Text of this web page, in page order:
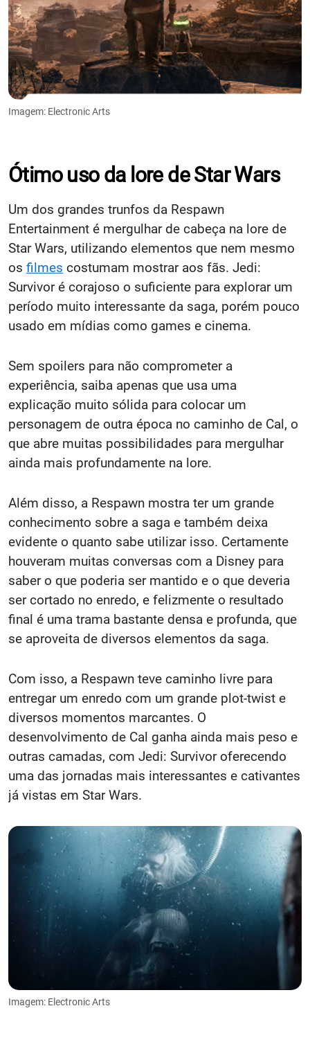
Imagem: Electronic Arts
Ótimo uso da lore de Star Wars
Um dos grandes trunfos da Respawn
Entertainment é mergulhar de cabeça na lore de
Star Wars, utilizando elementos que nem mesmo
os filmes costumam mostrar aos fãs. Jedi:
Survivor é corajoso o suficiente para explorar um
período muito interessante da saga, porém pouco
usado em mídias como games e cinema.
Sem spoilers para não comprometer a
experiência, saiba apenas que usa uma
explicação muito sólida para colocar um
personagem de outra época no caminho de Cal, o
que abre muitas possibilidades para mergulhar
ainda mais profundamente na lore.
Além disso, a Respawn mostra ter um grande
conhecimento sobre a saga e também deixa
evidente o quanto sabe utilizar isso. Certamente
houveram muitas conversas com a Disney para
saber o que poderia ser mantido e o que deveria
ser cortado no enredo, e felizmente o resultado
final é uma trama bastante densa e profunda, que
se aproveita de diversos elementos da saga.
Com isso, a Respawn teve caminho livre para
entregar um enredo com um grande plot-twist e
diversos momentos marcantes. O
desenvolvimento de Cal ganha ainda mais peso e
outras camadas, com Jedi: Survivor oferecendo
uma das jornadas mais interessantes e cativantes
já vistas em Star Wars.
Imagem: Electronic Arts